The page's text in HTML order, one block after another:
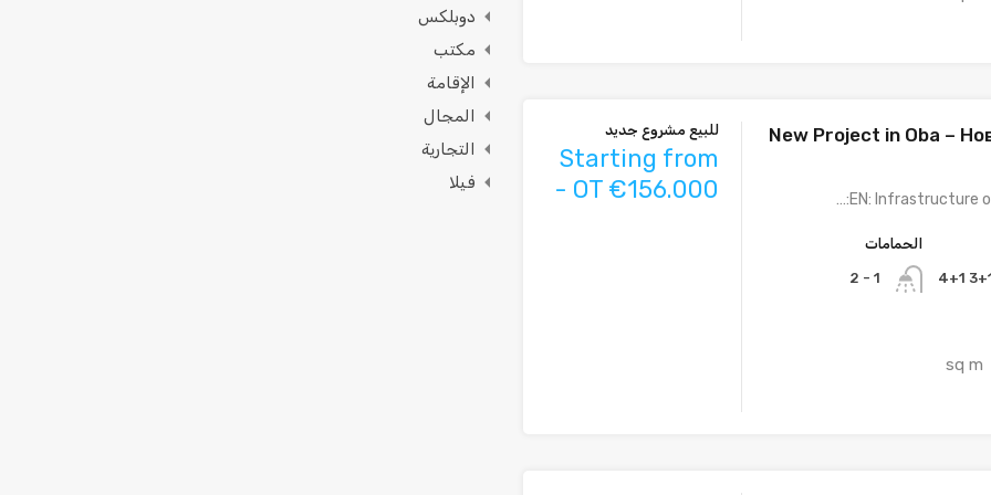
New Project in Oba –
EN: Infrastructure
الحمامات
1 - 2
sq m
للبيع مشروع جديد
Starting from
- OT €156.000
دوبلكس
مكتب
الإقامة
المجال
التجارية
فيلا